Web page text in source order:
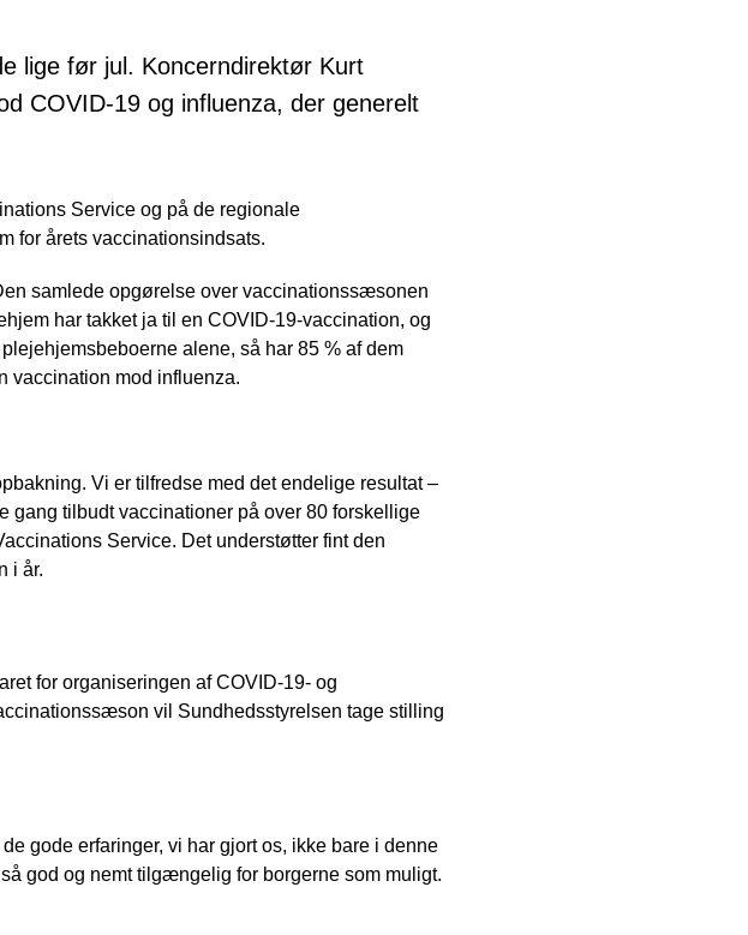
lige før jul. Koncerndirektør Kurt
COVID-19 og influenza, der generelt
Service og på de regionale
for årets vaccinationsindsats.
samlede opgørelse over vaccinationssæsonen
har takket ja til en COVID-19-vaccination, og
alene, så har 85 % af dem
vaccination mod influenza.
Vi er tilfredse med det endelige resultat –
gang tilbudt vaccinationer på over 80 forskellige
Service. Det understøtter fint den
i år.
for organiseringen af COVID-19- og
vil Sundhedsstyrelsen tage stilling
gode erfaringer, vi har gjort os, ikke bare i denne
god og nemt tilgængelig for borgerne som muligt.